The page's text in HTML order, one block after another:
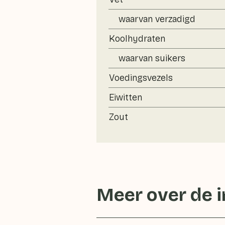
waarvan verzadigd
Koolhydraten
waarvan suikers
Voedingsvezels
Eiwitten
Zout
Meer over de